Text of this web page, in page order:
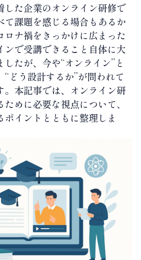
した企業のオンライン研修で
て課題を感じる場合もあるか
ロナ禍をきっかけに広まった
ンで受講できること自体に大
したが、今や“オンライン”と
“どう設計するか”が問われて
。本記事では、オンライン研
めに必要な視点について、
ポイントとともに整理しま